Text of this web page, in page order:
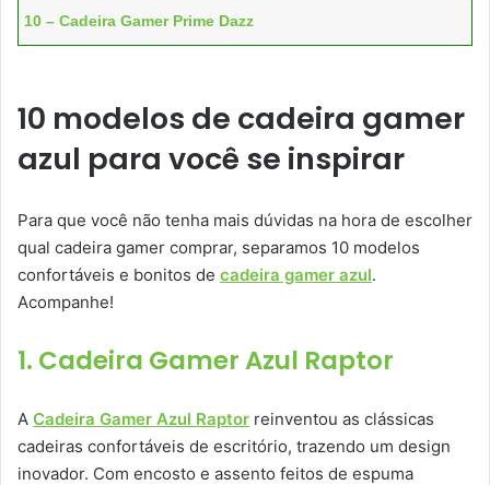
10 – Cadeira Gamer Prime Dazz
10 modelos de cadeira gamer
azul para você se inspirar
Para que você não tenha mais dúvidas na hora de escolher
qual cadeira gamer comprar, separamos 10 modelos
confortáveis e bonitos de cadeira gamer azul.
Acompanhe!
1. Cadeira Gamer Azul Raptor
A Cadeira Gamer Azul Raptor reinventou as clássicas
cadeiras confortáveis de escritório, trazendo um design
inovador. Com encosto e assento feitos de espuma